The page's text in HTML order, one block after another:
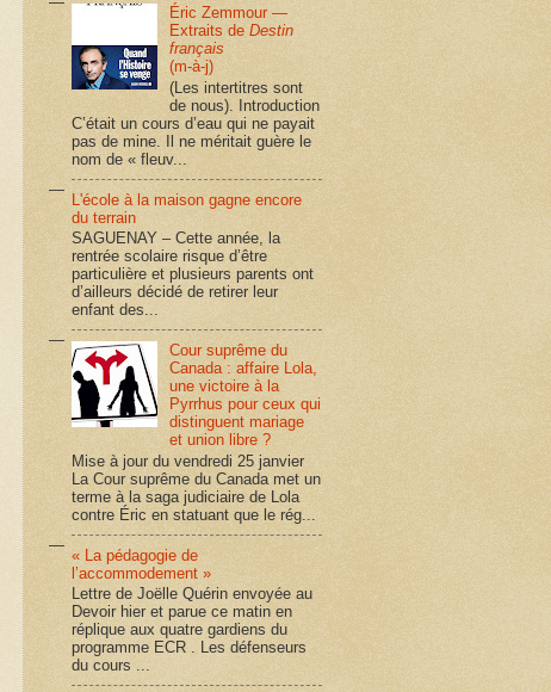
Éric Zemmour —
Extraits deDestin
français
(m-à-j)
(Les intertitres sont
de nous). Introduction
C’était un cours d’eau qui ne payait
pas de mine. Il ne méritait guère le
nom de « fleuv...
L'école à la maison gagne encore
du terrain
SAGUENAY – Cette année, la
rentrée scolaire risque d’être
particulière et plusieurs parents ont
d’ailleurs décidé de retirer leur
enfant des...
Cour suprême du
Canada : affaire Lola,
une victoire à la
Pyrrhus pour ceux qui
distinguent mariage
et union libre ?
Mise à jour du vendredi 25 janvier
La Cour suprême du Canada met un
terme à la saga judiciaire de Lola
contre Éric en statuant que le rég...
« La pédagogie de
l’accommodement »
Lettre de Joëlle Quérin envoyée au
Devoir hier et parue ce matin en
réplique aux quatre gardiens du
programme ECR . Les défenseurs
du cours ...